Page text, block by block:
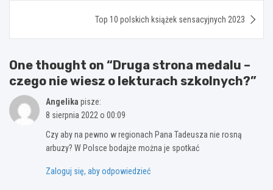
Top 10 polskich książek sensacyjnych 2023
One thought on “Druga strona medalu –
czego nie wiesz o lekturach szkolnych?”
Angelika pisze:
8 sierpnia 2022 o 00:09
Czy aby na pewno w regionach Pana Tadeusza nie rosną
arbuzy? W Polsce bodajże można je spotkać
Zaloguj się, aby odpowiedzieć